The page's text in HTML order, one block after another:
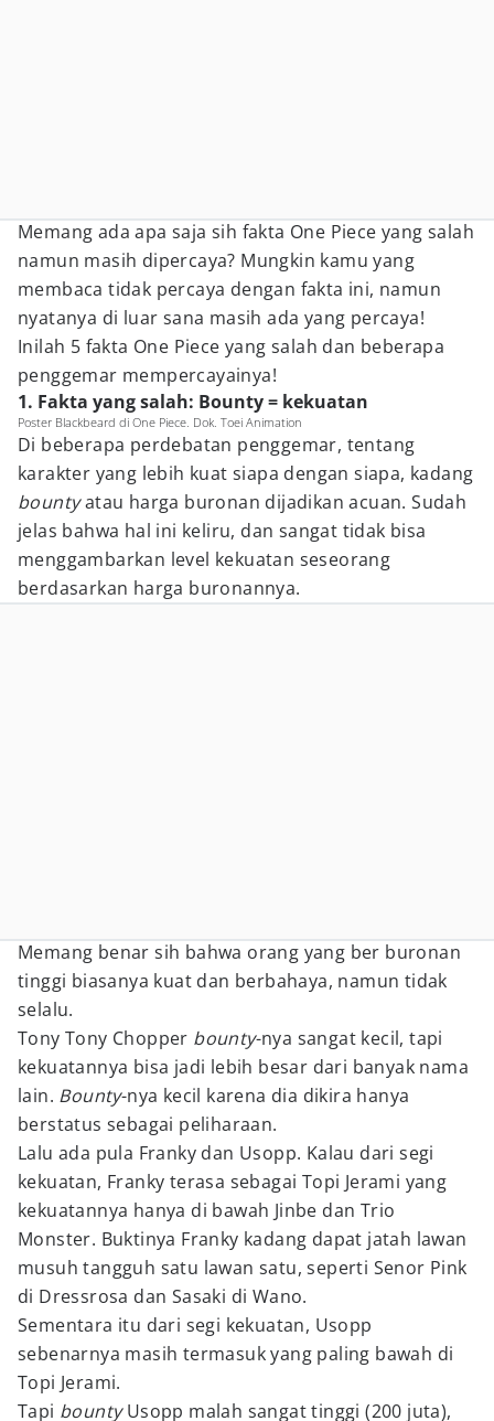
Memang ada apa saja sih fakta One Piece yang salah
namun masih dipercaya? Mungkin kamu yang
membaca tidak percaya dengan fakta ini, namun
nyatanya di luar sana masih ada yang percaya!
Inilah 5 fakta One Piece yang salah dan beberapa
penggemar mempercayainya!
1. Fakta yang salah: Bounty = kekuatan
Poster Blackbeard di One Piece. Dok. Toei Animation
Di beberapa perdebatan penggemar, tentang
karakter yang lebih kuat siapa dengan siapa, kadang
bountyatau harga buronan dijadikan acuan. Sudah
jelas bahwa hal ini keliru, dan sangat tidak bisa
menggambarkan level kekuatan seseorang
berdasarkan harga buronannya.
Memang benar sih bahwa orang yang ber buronan
tinggi biasanya kuat dan berbahaya, namun tidak
selalu.
Tony Tony Chopper bounty-nya sangat kecil, tapi
kekuatannya bisa jadi lebih besar dari banyak nama
lain. Bounty-nya kecil karena dia dikira hanya
berstatus sebagai peliharaan.
Lalu ada pula Franky dan Usopp. Kalau dari segi
kekuatan, Franky terasa sebagai Topi Jerami yang
kekuatannya hanya di bawah Jinbe dan Trio
Monster. Buktinya Franky kadang dapat jatah lawan
musuh tangguh satu lawan satu, seperti Senor Pink
di Dressrosa dan Sasaki di Wano.
Sementara itu dari segi kekuatan, Usopp
sebenarnya masih termasuk yang paling bawah di
Topi Jerami.
Tapi bountyUsopp malah sangat tinggi (200 juta),